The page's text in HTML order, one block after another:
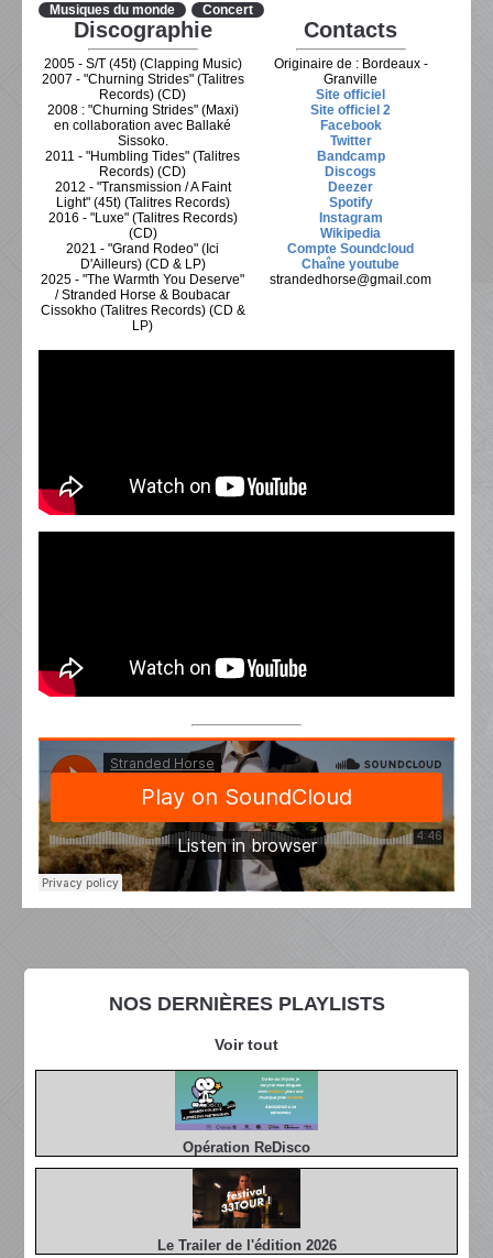
NOS DERNIÈRES PLAYLISTS
Voir tout
Opération ReDisco
Le Trailer de l'édition 2026
Musiques du monde Concert
Discographie
2005 - S/T (45t) (Clapping Music)
2007 - "Churning Strides" (Talitres
Records) (CD)
2008 : "Churning Strides" (Maxi)
en collaboration avec Ballaké
Sissoko.
2011 - "Humbling Tides" (Talitres
Records) (CD)
2012 - "Transmission / A Faint
Light" (45t) (Talitres Records)
2016 - "Luxe" (Talitres Records)
(CD)
2021 - "Grand Rodeo" (Ici
D'Ailleurs) (CD & LP)
2025 - "The Warmth You Deserve"
/ Stranded Horse & Boubacar
Cissokho (Talitres Records) (CD &
LP)
Contacts
Originaire de : Bordeaux -
Granville
Site officiel
Site officiel 2
Facebook
Twitter
Bandcamp
Discogs
Deezer
Spotify
Instagram
Wikipedia
Compte Soundcloud
Chaîne youtube
strandedhorse@gmail.com